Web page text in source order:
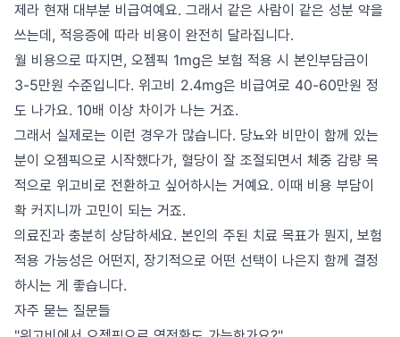
제라 현재 대부분 비급여예요. 그래서 같은 사람이 같은 성분 약을
쓰는데, 적응증에 따라 비용이 완전히 달라집니다.
월 비용으로 따지면, 오젬픽 1mg은 보험 적용 시 본인부담금이
3-5만원 수준입니다. 위고비 2.4mg은 비급여로 40-60만원 정
도 나가요. 10배 이상 차이가 나는 거죠.
그래서 실제로는 이런 경우가 많습니다. 당뇨와 비만이 함께 있는
분이 오젬픽으로 시작했다가, 혈당이 잘 조절되면서 체중 감량 목
적으로 위고비로 전환하고 싶어하시는 거예요. 이때 비용 부담이
확 커지니까 고민이 되는 거죠.
의료진과 충분히 상담하세요. 본인의 주된 치료 목표가 뭔지, 보험
적용 가능성은 어떤지, 장기적으로 어떤 선택이 나은지 함께 결정
하시는 게 좋습니다.
자주 묻는 질문들